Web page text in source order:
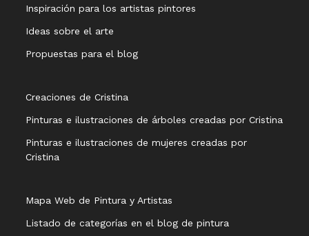
Inspiración para los artistas pintores
Ideas sobre el arte
Propuestas para el blog
Creaciones de Cristina
Pinturas e ilustraciones de árboles creadas por Cristina
Pinturas e ilustraciones de mujeres creadas por
Cristina
Mapa Web de Pintura y Artistas
Listado de categorías en el blog de pintura